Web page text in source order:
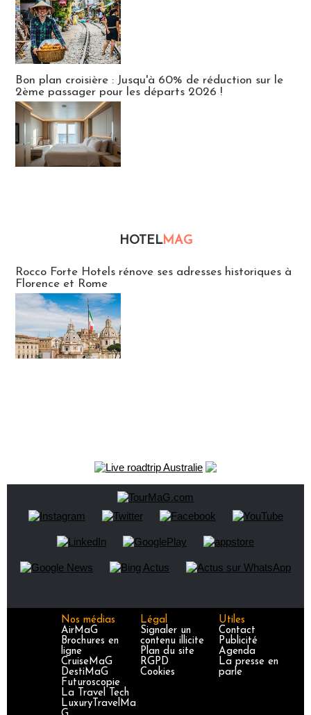
Bon plan croisière : Jusqu'à 60% de réduction sur le
2ème passager pour les départs 2026 !
HOTELMAG
Rocco Forte Hotels rénove ses adresses historiques à
Florence et Rome
Nos médias
AirMaG
Brochures en
ligne
CruiseMaG
DestiMaG
Futuroscopie
La Travel Tech
LuxuryTravelMa
Légal
Signaler un
contenu illicite
Plan du site
RGPD
Cookies
Utiles
Contact
Publicité
Agenda
La presse en
parle